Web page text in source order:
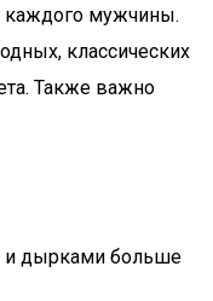
мужчины.
классических
Также важно
и дырками больше